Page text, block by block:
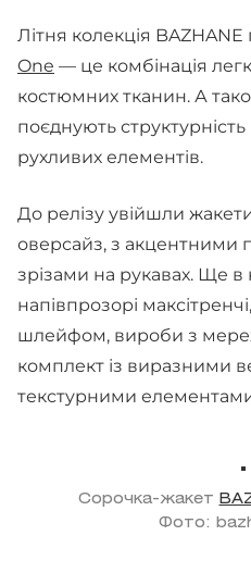
Літня колекція BAZHANE
One — це комбінація
костюмних тканин. А
поєднують структурність
рухливих елементів.
До релізу увійшли
оверсайз, з акцентними
зрізами на рукавах. Ще в
напівпрозорі
шлейфом, вироби з
комплект із виразними
текстурними
Сорочка-жакет
Фото: